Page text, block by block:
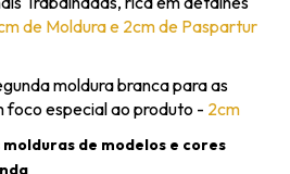
de Moldura e 2cm de Paspartur
moldura branca para as
foco especial ao produto - 2cm
de modelos e cores